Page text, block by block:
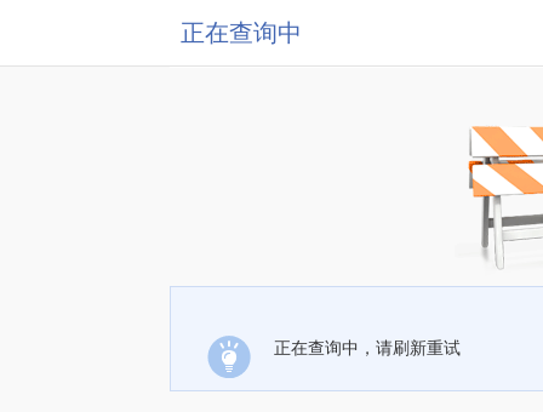
正在查询中
正在查询中，请刷新重试